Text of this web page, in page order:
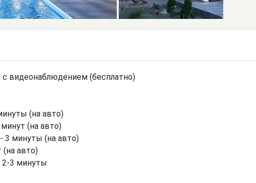
видеонаблюдением (бесплатно)
(на авто)
(на авто)
3 минуты (на авто)
(на авто)
2-3 минуты